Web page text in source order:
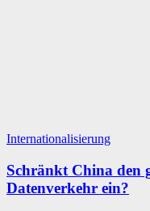
Internationalisierung
Schränkt China den
Datenverkehr ein?